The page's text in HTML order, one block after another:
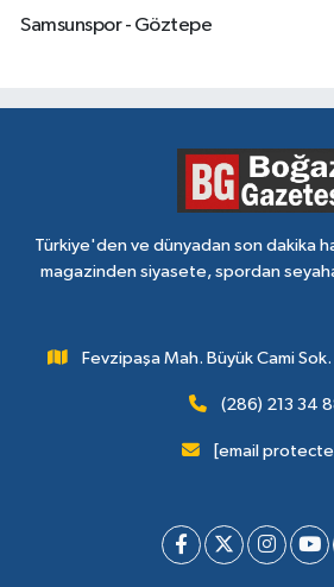
Samsunspor - Göztepe
Türkiye'den ve dünyadan son dakika
magazinden siyasete, spordan
Fevzipaşa Mah. Büyük Cami
(286) 213 34
[email